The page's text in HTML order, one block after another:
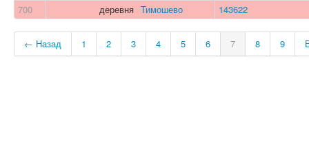
700 деревня Тимошево 143622
← Назад 1 2 3 4 5 6 7 8 9